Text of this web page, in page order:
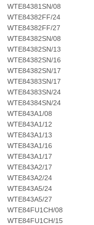
WTE84381SN/08
WTE84382FF/24
WTE84382FF/27
WTE84382SN/08
WTE84382SN/13
WTE84382SN/16
WTE84382SN/17
WTE84383SN/17
WTE84383SN/24
WTE84384SN/24
WTE843A1/08
WTE843A1/12
WTE843A1/13
WTE843A1/16
WTE843A1/17
WTE843A2/17
WTE843A2/24
WTE843A5/24
WTE843A5/27
WTE84FU1CH/08
WTE84FU1CH/15